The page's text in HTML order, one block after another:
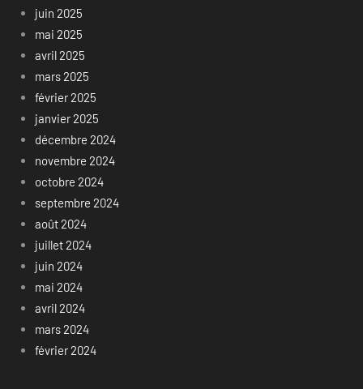
juin 2025
mai 2025
avril 2025
mars 2025
février 2025
janvier 2025
décembre 2024
novembre 2024
octobre 2024
septembre 2024
août 2024
juillet 2024
juin 2024
mai 2024
avril 2024
mars 2024
février 2024